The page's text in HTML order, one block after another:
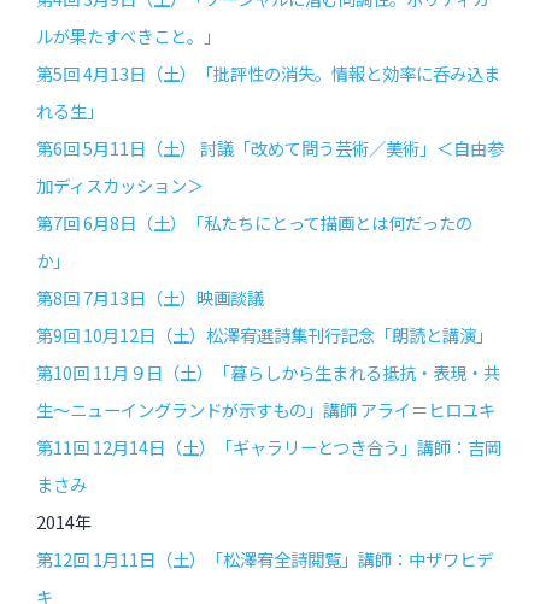
ルが果たすべきこと。」
第5回 4月13日（土）「批評性の消失。情報と効率に呑み込ま
れる生」
第6回 5月11日（土） 討議「改めて問う芸術／美術」＜自由参
加ディスカッション＞
第7回 6月8日（土）「私たちにとって描画とは何だったの
か」
第8回 7月13日（土）映画談議
第9回 10月12日（土）松澤宥選詩集刊行記念「朗読と講演」
第10回 11月９日（土）「暮らしから生まれる抵抗・表現・共
生〜ニューイングランドが示すもの」講師 アライ＝ヒロユキ
第11回 12月14日（土）「ギャラリーとつき合う」講師：吉岡
まさみ
2014年
第12回 1月11日（土）「松澤宥全詩閲覧」講師：中ザワヒデ
キ